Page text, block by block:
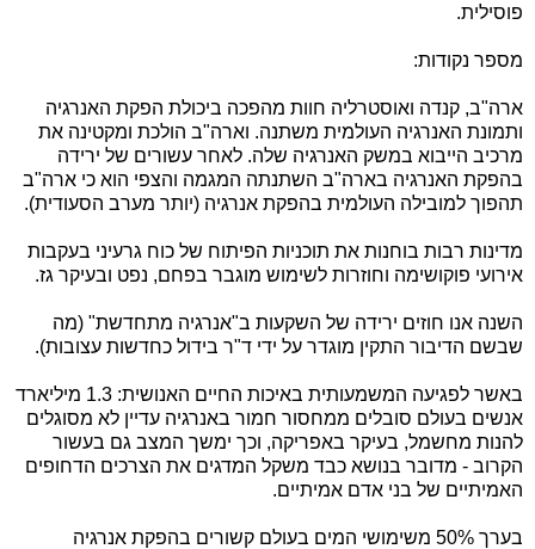
פוסילית.
מספר נקודות:
ארה"ב, קנדה ואוסטרליה חוות מהפכה ביכולת הפקת האנרגיה
ותמונת האנרגיה העולמית משתנה. וארה"ב הולכת ומקטינה את
מרכיב הייבוא במשק האנרגיה שלה. לאחר עשורים של ירידה
בהפקת האנרגיה בארה"ב השתנתה המגמה והצפי הוא כי ארה"ב
תהפוך למובילה העולמית בהפקת אנרגיה (יותר מערב הסעודית).
מדינות רבות בוחנות את תוכניות הפיתוח של כוח גרעיני בעקבות
אירועי פוקושימה וחוזרות לשימוש מוגבר בפחם, נפט ובעיקר גז.
השנה אנו חוזים ירידה של השקעות ב"אנרגיה מתחדשת" (מה
שבשם הדיבור התקין מוגדר על ידי ד"ר בידול כחדשות עצובות).
באשר לפגיעה המשמעותית באיכות החיים האנושית: 1.3 מיליארד
אנשים בעולם סובלים ממחסור חמור באנרגיה עדיין לא מסוגלים
להנות מחשמל, בעיקר באפריקה, וכך ימשך המצב גם בעשור
הקרוב - מדובר בנושא כבד משקל המדגים את הצרכים הדחופים
האמיתיים של בני אדם אמיתיים.
בערך 50% משימושי המים בעולם קשורים בהפקת אנרגיה